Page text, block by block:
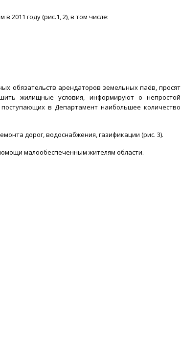
2011 году (рис.1, 2), в том числе:
обязательств арендаторов земельных паёв, просят
жилищные условия, информируют о непростой
в Департамент наибольшее количество
дорог, водоснабжения, газификации (рис. 3).
малообеспеченным жителям области.